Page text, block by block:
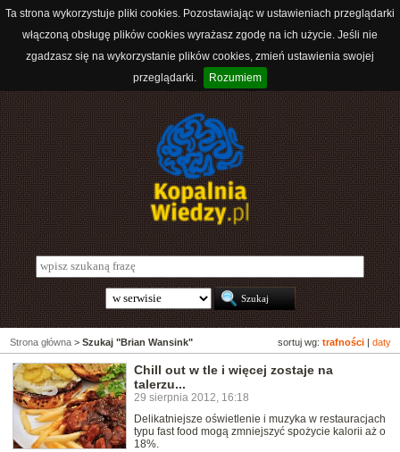
Ta strona wykorzystuje pliki cookies. Pozostawiając w ustawieniach przeglądarki
włączoną obsługę plików cookies wyrażasz zgodę na ich użycie. Jeśli nie
zgadzasz się na wykorzystanie plików cookies, zmień ustawienia swojej
przeglądarki.
Rozumiem
sortuj wg: trafności daty
Strona główna > Szukaj "Brian Wansink"
Chill out w tle i więcej zostaje na
talerzu...
29 sierpnia 2012, 16:18
Delikatniejsze oświetlenie i muzyka w restauracjach
typu fast food mogą zmniejszyć spożycie kalorii aż o
18%.